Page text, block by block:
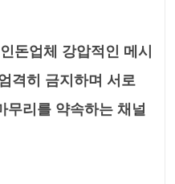
돈업체 강압적인 메시
격히 금지하며 서로
무리를 약속하는 채널